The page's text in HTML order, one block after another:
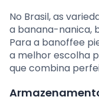
No Brasil, as
a banana-nanica,
Para a banoffee
a melhor escolha
que combina